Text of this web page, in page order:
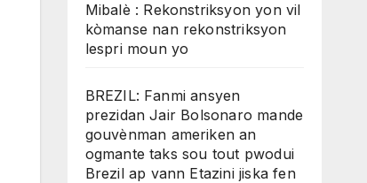
Mibalè : Rekonstriksyon yon vil
kòmanse nan rekonstriksyon
lespri moun yo
BREZIL: Fanmi ansyen
prezidan Jair Bolsonaro mande
gouvènman ameriken an
ogmante taks sou tout pwodui
Brezil ap vann Etazini jiska fen